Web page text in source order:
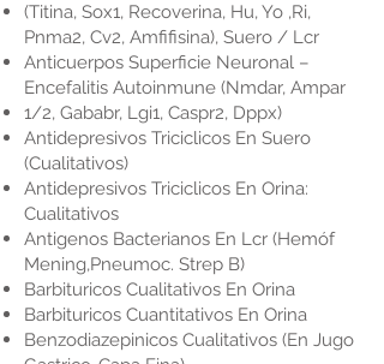
(Titina, Sox1, Recoverina, Hu, Yo ,Ri,
Pnma2, Cv2, Amfifisina), Suero / Lcr
Anticuerpos Superficie Neuronal –
Encefalitis Autoinmune (Nmdar, Ampar
1/2, Gababr, Lgi1, Caspr2, Dppx)
Antidepresivos Triciclicos En Suero
(Cualitativos)
Antidepresivos Triciclicos En Orina:
Cualitativos
Antigenos Bacterianos En Lcr (Hemóf
Mening,Pneumoc. Strep B)
Barbituricos Cualitativos En Orina
Barbituricos Cuantitativos En Orina
Benzodiazepinicos Cualitativos (En Jugo